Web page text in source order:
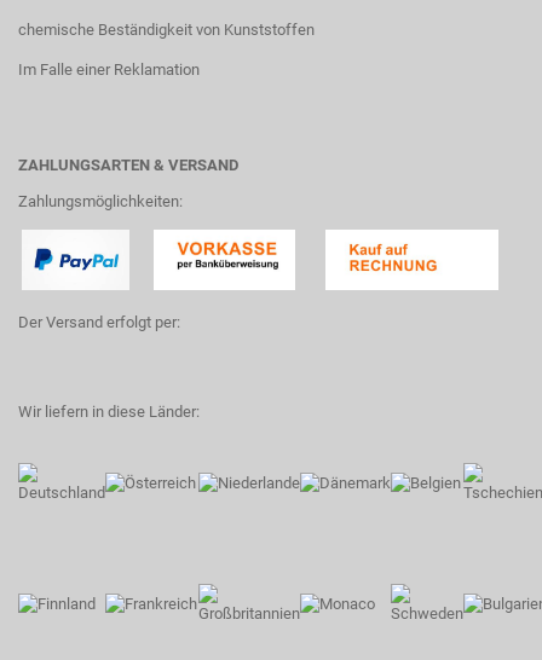
chemische Beständigkeit von Kunststoffen
Im Falle einer Reklamation
ZAHLUNGSARTEN & VERSAND
Zahlungsmöglichkeiten:
Der Versand erfolgt per:
Wir liefern in diese Länder: